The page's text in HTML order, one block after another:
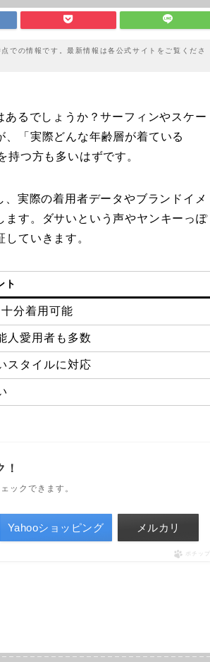
での情報です。最新情報は各公式サイトをご覧くださ
るでしょうか？サーフィンやスケー
、「実際どんな年齢層が着ている
つ方も多いはずです。
実際の着用者データやブランドイメ
ます。ダサいという声やヤンキーっぽ
ていきます。
ト
分着用可能
人愛用者も多数
スタイルに対応
ックできます。
Yahooショッピング メルカリ
ポチップ